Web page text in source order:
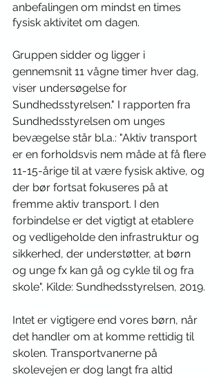
anbefalingen om mindst en times
fysisk aktivitet om dagen.
Gruppen sidder og ligger i
gennemsnit 11 vågne timer hver dag,
viser undersøgelse for
Sundhedsstyrelsen." I rapporten fra
Sundhedsstyrelsen om unges
bevægelse står bl.a.: "Aktiv transport
er en forholdsvis nem måde at få flere
11-15-årige til at være fysisk aktive, og
der bør fortsat fokuseres på at
fremme aktiv transport. I den
forbindelse er det vigtigt at etablere
og vedligeholde den infrastruktur og
sikkerhed, der understøtter, at børn
og unge fx kan gå og cykle til og fra
skole". Kilde: Sundhedsstyrelsen, 2019.
Intet er vigtigere end vores børn, når
det handler om at komme rettidig til
skolen. Transportvanerne på
skolevejen er dog langt fra altid